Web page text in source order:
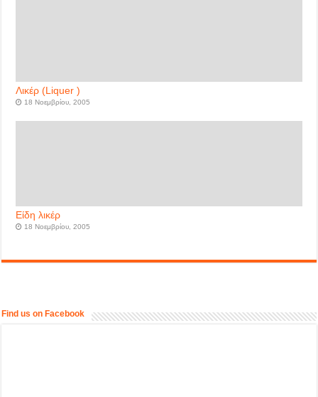
Λικέρ (Liquer )
18 Νοεμβρίου, 2005
Είδη λικέρ
18 Νοεμβρίου, 2005
Find us on Facebook